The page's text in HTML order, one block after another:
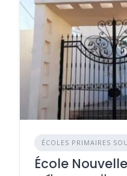
ÉCOLES PRIMAIRES
École